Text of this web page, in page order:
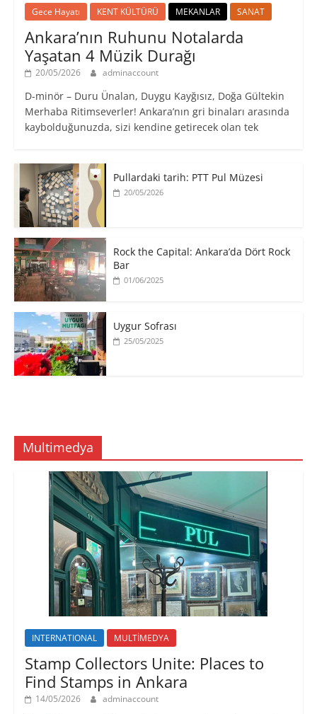
Gece Hayatı KENT KÜLTÜRÜ MEKANLAR SANAT
Ankara’nın Ruhunu Notalarda
Yaşatan 4 Müzik Durağı
20/05/2026 adminaccount
D-minör – Duru Ünalan, Duygu Kayğısız, Doğa Gültekin
Merhaba Ritimseverler! Ankara’nın gri binaları arasında
kaybolduğunuzda, sizi kendine getirecek olan tek
Pullardaki tarih: PTT Pul Müzesi
20/05/2026
Rock the Capital: Ankara’da Dört Rock
Bar
01/06/2025
Uygur Sofrası
25/05/2025
Multimedya
INTERNATIONAL MULTİMEDYA
Stamp Collectors Unite: Places to
Find Stamps in Ankara
14/05/2026 adminaccount